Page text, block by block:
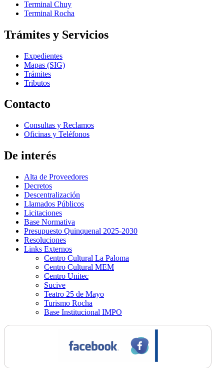
Terminal Chuy
Terminal Rocha
Trámites y Servicios
Expedientes
Mapas (SIG)
Trámites
Tributos
Contacto
Consultas y Reclamos
Oficinas y Teléfonos
De interés
Alta de Proveedores
Decretos
Descentralización
Llamados Públicos
Licitaciones
Base Normativa
Presupuesto Quinquenal 2025-2030
Resoluciones
Links Externos
Centro Cultural La Paloma
Centro Cultural MEM
Centro Unitec
Sucive
Teatro 25 de Mayo
Turismo Rocha
Base Institucional IMPO